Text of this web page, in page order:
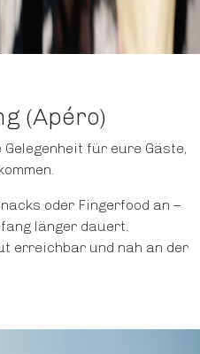
(Apéro)
für eure Gäste,
oder Fingerfood an –
länger dauert.
erreichbar und nah an der